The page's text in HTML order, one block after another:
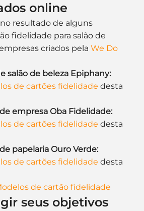
online
resultado de alguns
fidelidade para salão de
criados pela We Do
salão de beleza Epiphany:
de cartões fidelidade desta
empresa Oba Fidelidade:
de cartões fidelidade desta
papelaria Ouro Verde:
de cartões fidelidade desta
de cartão fidelidade
seus objetivos